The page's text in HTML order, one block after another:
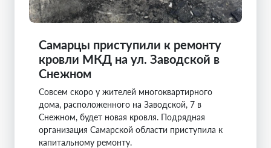
Самарцы приступили к ремонту
кровли МКД на ул. Заводской в
Снежном
Совсем скоро у жителей многоквартирного
дома, расположенного на Заводской, 7 в
Снежном, будет новая кровля. Подрядная
организация Самарской области приступила к
капитальному ремонту.